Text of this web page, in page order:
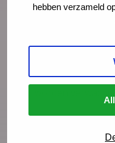
hebben verzameld
richtlijn
JGZ-richtlijn
zes JGZ-
zetten we ze op
vooruit op de